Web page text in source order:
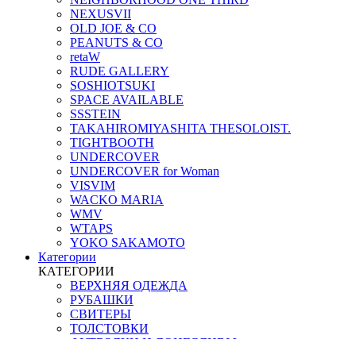
NEXUSVII
OLD JOE & CO
PEANUTS & CO
retaW
RUDE GALLERY
SOSHIOTSUKI
SPACE AVAILABLE
SSSTEIN
TAKAHIROMIYASHITA THESOLOIST.
TIGHTBOOTH
UNDERCOVER
UNDERCOVER for Woman
VISVIM
WACKO MARIA
WMV
WTAPS
YOKO SAKAMOTO
Категории
КАТЕГОРИИ
ВЕРХНЯЯ ОДЕЖДА
РУБАШКИ
СВИТЕРЫ
ТОЛСТОВКИ